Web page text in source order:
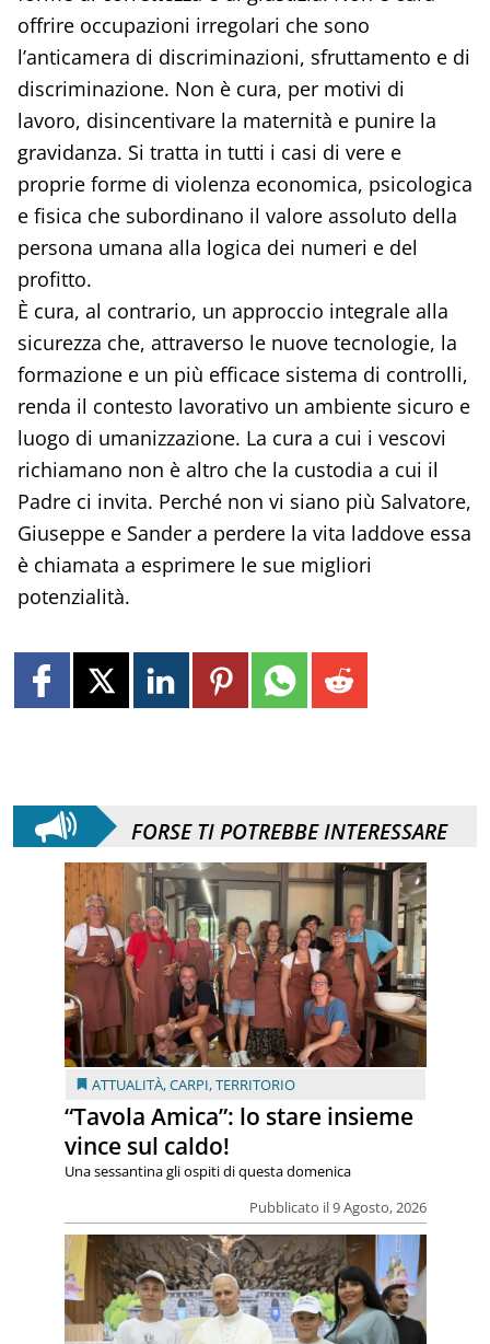
offrire occupazioni irregolari che sono
l’anticamera di discriminazioni, sfruttamento e di
discriminazione. Non è cura, per motivi di
lavoro, disincentivare la maternità e punire la
gravidanza. Si tratta in tutti i casi di vere e
proprie forme di violenza economica, psicologica
e fisica che subordinano il valore assoluto della
persona umana alla logica dei numeri e del
profitto.
È cura, al contrario, un approccio integrale alla
sicurezza che, attraverso le nuove tecnologie, la
formazione e un più efficace sistema di controlli,
renda il contesto lavorativo un ambiente sicuro e
luogo di umanizzazione. La cura a cui i vescovi
richiamano non è altro che la custodia a cui il
Padre ci invita. Perché non vi siano più Salvatore,
Giuseppe e Sander a perdere la vita laddove essa
è chiamata a esprimere le sue migliori
potenzialità.
FORSE TI POTREBBE INTERESSARE
ATTUALITÀ,CARPI,TERRITORIO
“Tavola Amica”: lo stare insieme
vince sul caldo!
Pubblicato il 9 Agosto, 2026
Una sessantina gli ospiti di questa domenica